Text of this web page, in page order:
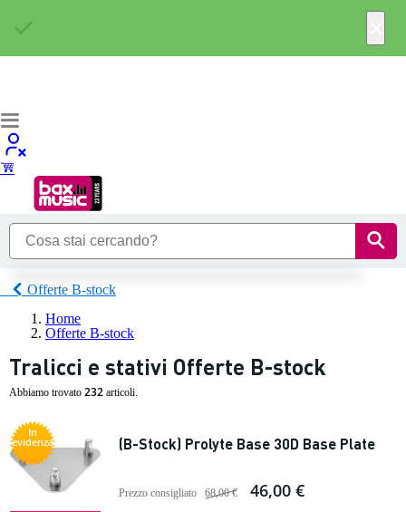
Offerte B-stock
Home
Offerte B-stock
Tralicci e stativi Offerte B-stock
Abbiamo trovato 232 articoli.
In
evidenza (B-Stock) Prolyte Base 30D Base Plate
Prezzo consigliato 68,00 € 46,00 €